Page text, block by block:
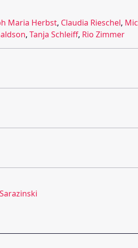
Maria Herbst, Claudia Rieschel,
, Tanja Schleiff, Rio Zimmer